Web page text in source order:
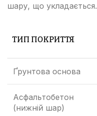
шару, що укладається.
ТИП ПОКРИТТЯ
Ґрунтова основа
Асфальтобетон
(нижній шар)